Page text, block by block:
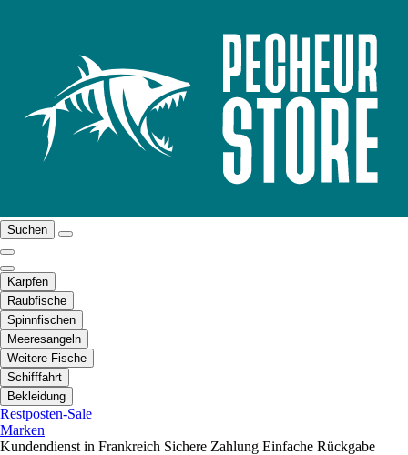
Suchen
Karpfen
Raubfische
Spinnfischen
Meeresangeln
Weitere Fische
Schifffahrt
Bekleidung
Restposten-Sale
Marken
Kundendienst in Frankreich Sichere Zahlung Einfache Rückgabe